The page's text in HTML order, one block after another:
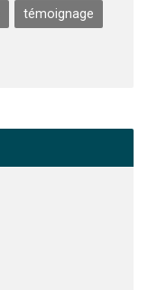
témoignage